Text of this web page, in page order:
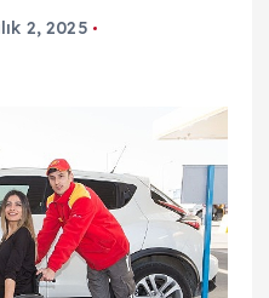
2, 2025